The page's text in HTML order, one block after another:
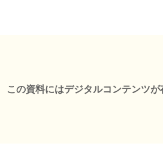
この資料にはデジタルコンテンツが